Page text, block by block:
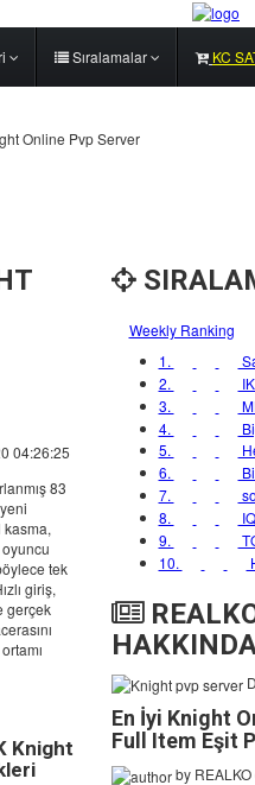
Sıralamalar KC
Online Pvp Server
04:26:25
83
kasma,
tek
giriş,
gerçek
Knight
Weekly Ranking
1.
2.
3.
4.
5.
6.
7.
8.
9.
10.
En İyi Knight
Full Item Eşit
by REALKO